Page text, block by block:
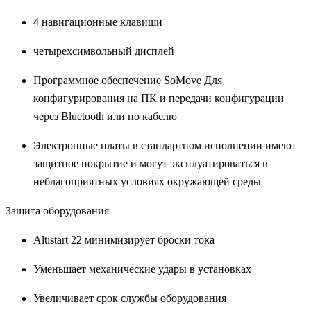
4 навигационные клавиши
четырехсимвольный дисплей
Программное обеспечение SoMove Для
конфигурирования на ПК и передачи конфигурации
через Bluetooth или по кабелю
Электронные платы в стандартном исполнении имеют
защитное покрытие и могут эксплуатироваться в
неблагоприятных условиях окружающей среды
Защита оборудования
Altistart 22 минимизирует броски тока
Уменьшает механические удары в установках
Увеличивает срок службы оборудования